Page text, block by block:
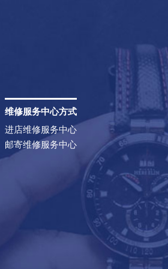
维修服务中心方式
进店维修服务中心
邮寄维修服务中心